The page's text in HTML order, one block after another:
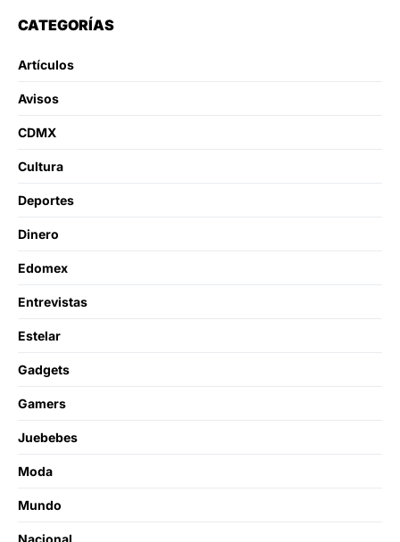
CATEGORÍAS
Artículos
Avisos
CDMX
Cultura
Deportes
Dinero
Edomex
Entrevistas
Estelar
Gadgets
Gamers
Juebebes
Moda
Mundo